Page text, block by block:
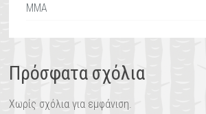
MMA
Πρόσφατα σχόλια
Χωρίς σχόλια για εμφάνιση.